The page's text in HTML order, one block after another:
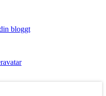
bloggt